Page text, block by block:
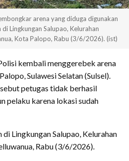
arena yang diduga digunakan
Lingkungan Salupao, Kelurahan
Kota Palopo, Rabu (3/6/2026). (ist)
kembali menggerebek arena
Sulawesi Selatan (Sulsel).
petugas tidak berhasil
pelaku karena lokasi sudah
Lingkungan Salupao, Kelurahan
Rabu (3/6/2026).